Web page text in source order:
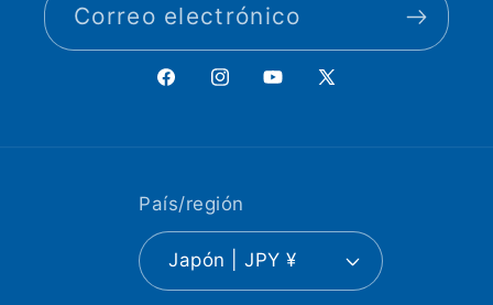
Correo electrónico
FacebookInstagramYouTube
X
País/región
Japón | JPY ¥